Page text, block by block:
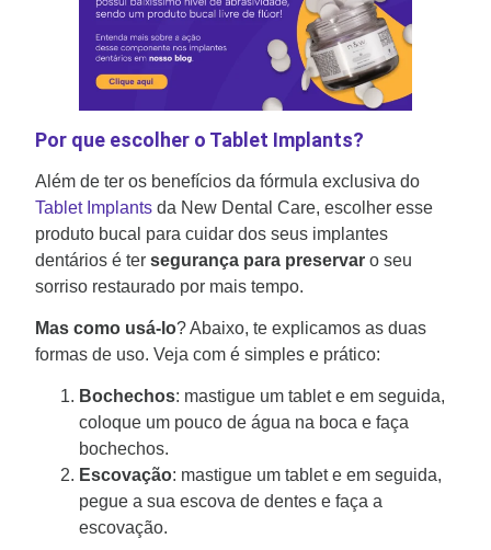
Por que escolher o Tablet Implants?
Além de ter os benefícios da fórmula exclusiva do
Tablet Implants da New Dental Care, escolher esse
produto bucal para cuidar dos seus implantes
dentários é ter segurança para preservar o seu
sorriso restaurado por mais tempo.
Mas como usá-lo? Abaixo, te explicamos as duas
formas de uso. Veja com é simples e prático:
Bochechos: mastigue um tablet e em seguida,
coloque um pouco de água na boca e faça
bochechos.
Escovação: mastigue um tablet e em seguida,
pegue a sua escova de dentes e faça a
escovação.